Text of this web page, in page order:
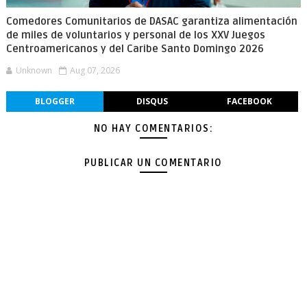
Comedores Comunitarios de DASAC garantiza alimentación
de miles de voluntarios y personal de los XXV Juegos
Centroamericanos y del Caribe Santo Domingo 2026
Unknown Aug 07, 2026
BLOGGER DISQUS FACEBOOK
NO HAY COMENTARIOS:
PUBLICAR UN COMENTARIO